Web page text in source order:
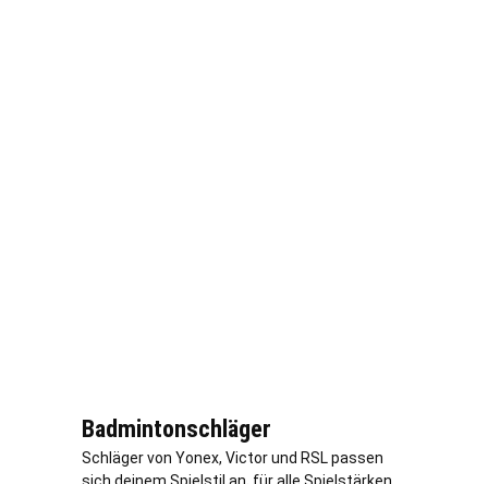
Badmintonschläger
Schläger von Yonex, Victor und RSL passen